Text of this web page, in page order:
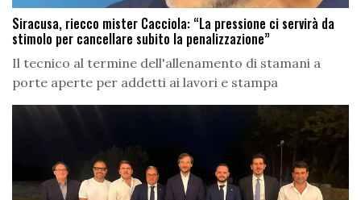
Siracusa, riecco mister Cacciola: “La pressione ci servirà da
stimolo per cancellare subito la penalizzazione”
Il tecnico al termine dell'allenamento di stamani a
porte aperte per addetti ai lavori e stampa